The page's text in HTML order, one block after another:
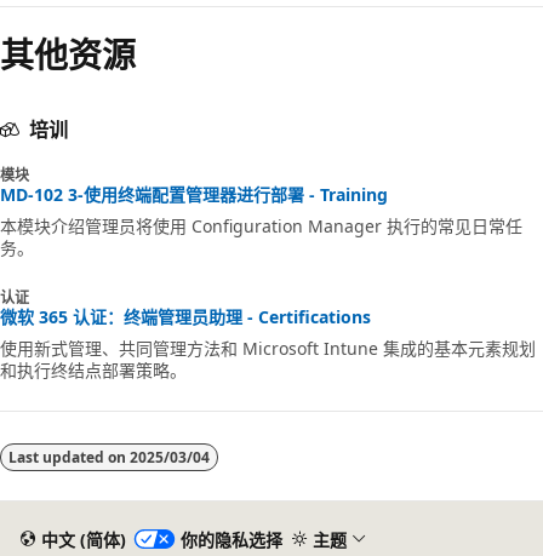
其他资源
培训
模块
MD-102 3-使用终端配置管理器进行部署 - Training
本模块介绍管理员将使用 Configuration Manager 执行的常见日常任
务。
认证
微软 365 认证：终端管理员助理 - Certifications
使用新式管理、共同管理方法和 Microsoft Intune 集成的基本元素规划
和执行终结点部署策略。
Last updated on 2025/03/04
中文 (简体) 你的隐私选择 主题